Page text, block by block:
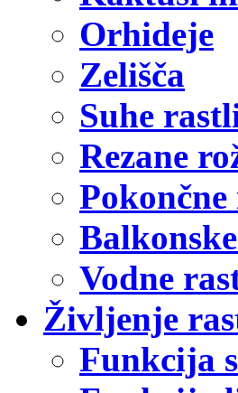
Orhideje
Zelišča
Suhe
Rezane
Vodne
Življenje
Funkcija